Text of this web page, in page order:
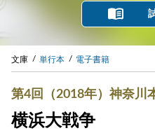
文庫 単行本 電子書籍
第4回（2018年）神奈川
横浜大戦争